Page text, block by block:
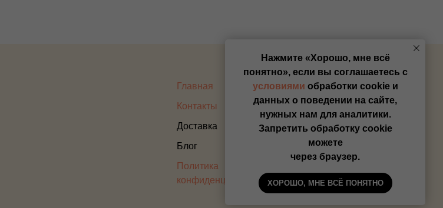
Нажмите «Хорошо, мне всё
понятно», если вы соглашаетесь с
условиями обработки cookie и
данных о поведении на сайте,
нужных нам для аналитики.
Запретить обработку cookie
можете
через браузер.
ХОРОШО, МНЕ ВСЁ ПОНЯТНО
Главная
Контакты
Доставка
Блог
Политика
конфиденциальности
Оплата
Прайс